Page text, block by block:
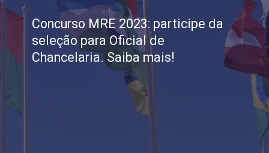
Concurso MRE 2023: participe da
seleção para Oficial de
Chancelaria. Saiba mais!